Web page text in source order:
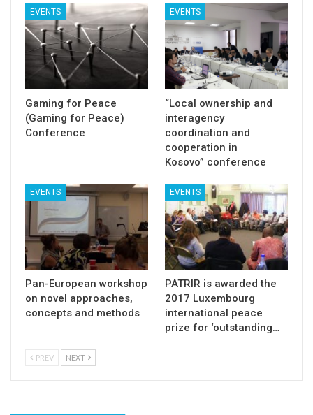
EVENTS
Gaming for Peace
(Gaming for Peace)
Conference
EVENTS
“Local ownership and
interagency
coordination and
cooperation in
Kosovo” conference
EVENTS
Pan-European workshop
on novel approaches,
concepts and methods
EVENTS
PATRIR is awarded the
2017 Luxembourg
international peace
prize for ‘outstanding…
PREV NEXT